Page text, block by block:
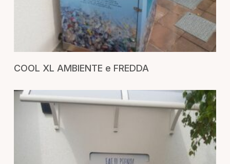
COOL XL AMBIENTE e FREDDA